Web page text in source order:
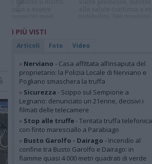
I PIÙ VISTI
Articoli Foto Video
» Nerviano - Casa affittata all’insaputa del
proprietario: la Polizia Locale di Nerviano e
Pogliano smaschera la truffa
» Sicurezza - Scippo sul Sempione a
Legnano: denunciato un 21enne, decisivi i
filmati delle telecamere
» Stop alle truffe- Tentata truffa telefonica
con finto maresciallo a Parabiago
» Busto Garolfo - Dairago - Incendio al
confine tra Busto Garolfo e Dairago: in
fiamme quasi 4.000 metri quadrati di verde